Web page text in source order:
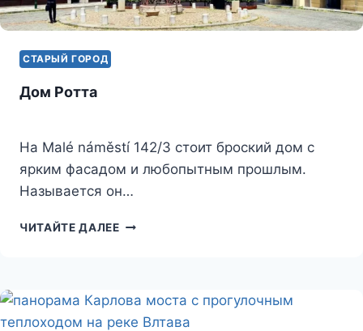
СТАРЫЙ ГОРОД
Дом Ротта
На Malé náměstí 142/3 стоит броский дом с
ярким фасадом и любопытным прошлым.
Называется он…
ЧИТАЙТЕ ДАЛЕЕДОМ